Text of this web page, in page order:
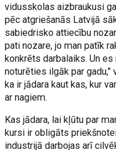
vidusskolas aizbraukusi
pēc atgriešanās Latvijā
sabiedrisko attiecību
pati nozare, jo man patīk
konkrēts darbalaiks. Un
noturēties ilgāk par gadu,"
ka ir jādara kaut kas, kur
ar nagiem.
Kas jādara, lai kļūtu par
kursi ir obligāts
industrijā darbojas arī